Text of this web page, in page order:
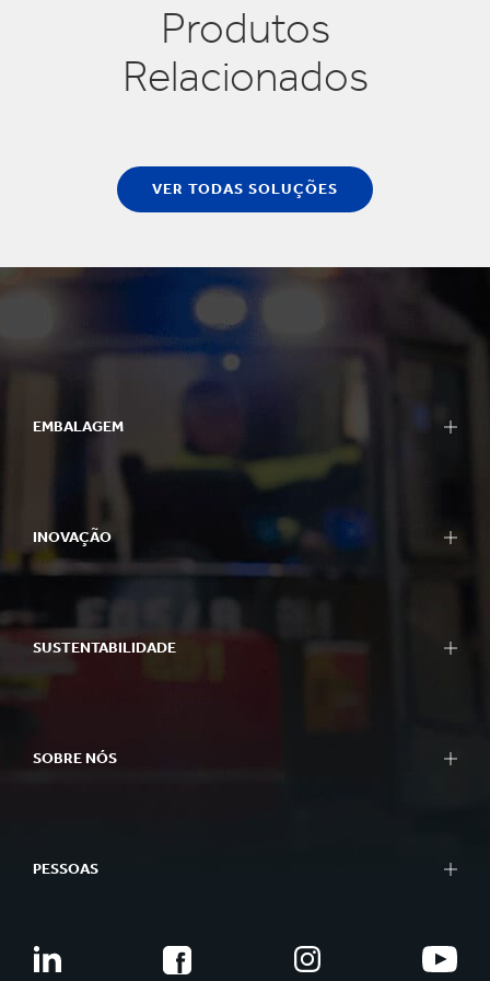
Produtos
Relacionados
VER TODAS SOLUÇÕES
EMBALAGEM
INOVAÇÃO
SUSTENTABILIDADE
SOBRE NÓS
PESSOAS